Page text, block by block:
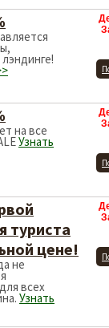
на все
Узнать
туриста
цене!
не
всех
Узнать